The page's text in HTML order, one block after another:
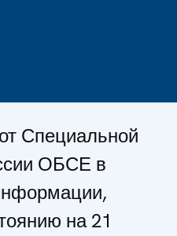
Специальной
ОБСЕ в
на 21